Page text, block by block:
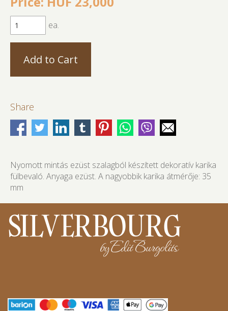
ea.
Share
Nyomott mintás ezüst szalagból készített dekoratív karika
fülbevaló. Anyaga ezüst. A nagyobbik karika átmérője: 35
mm